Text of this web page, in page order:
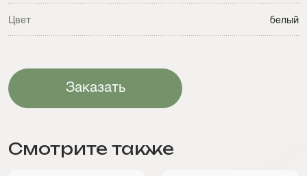
Цвет белый
Заказать
Смотрите также